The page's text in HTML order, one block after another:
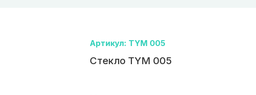
Артикул: TYM 005
Стекло TYM 005